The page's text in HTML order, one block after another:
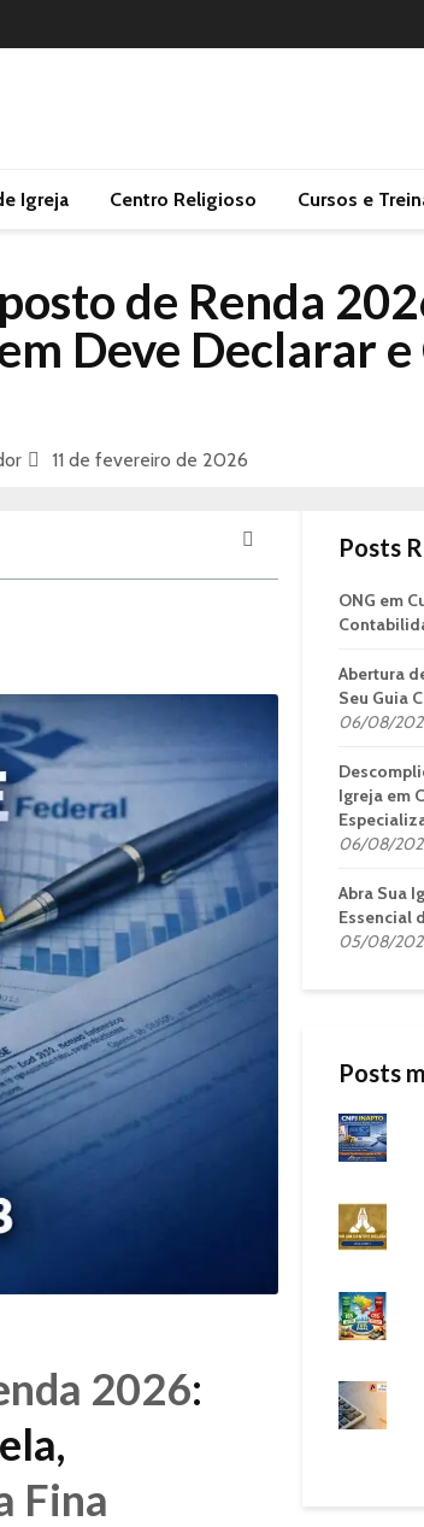
Igreja Centro Religioso Cursos e
de Renda
Deve Declarar
11 de fevereiro de 2026
2026:
Fina
Posts
ONG em
Abertura
Seu Guia
06/08/
Igreja em
06/08/
Abra Sua
Essencial
05/08/
Posts